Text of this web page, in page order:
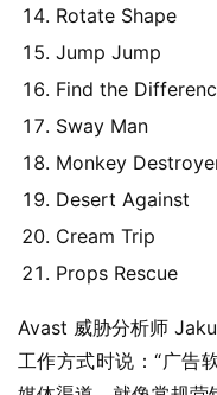
C
软
件
安
卓
苹
关
于
Rotate Shape
Jump Jump
Find the
Sway Man
Monkey
Desert Against
Cream Trip
Props Rescue
Avast 威胁分析师
工作方式时说：“广告